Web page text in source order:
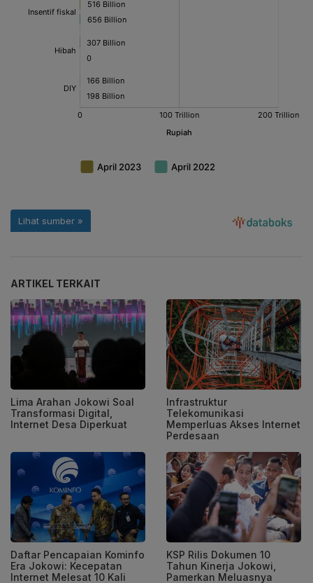
ARTIKEL TERKAIT
Lima Arahan Jokowi Soal
Transformasi Digital,
Internet Desa Diperkuat
Infrastruktur
Telekomunikasi
Memperluas Akses Internet
Perdesaan
Daftar Pencapaian Kominfo
Era Jokowi: Kecepatan
Internet Melesat 10 Kali
KSP Rilis Dokumen 10
Tahun Kinerja Jokowi,
Pamerkan Meluasnya